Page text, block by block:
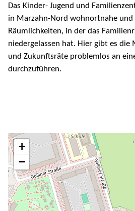
Das Kinder- Jugend und
in Marzahn-Nord wohnortnahe und
Räumlichkeiten, in der das
niedergelassen hat. Hier gibt es die
und Zukunftsräte problemlos an
durchzuführen.
+
−